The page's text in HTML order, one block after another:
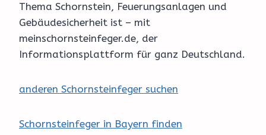
Thema Schornstein, Feuerungsanlagen und
Gebäudesicherheit ist – mit
meinschornsteinfeger.de, der
Informationsplattform für ganz Deutschland.
anderen Schornsteinfeger suchen
Schornsteinfeger in Bayern finden